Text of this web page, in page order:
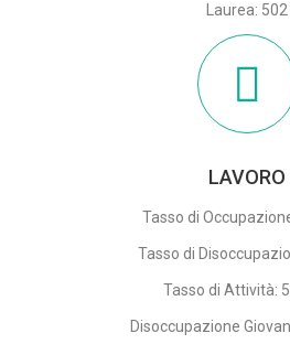
Laurea: 502
LAVORO
Tasso di
Tasso di
Tasso di Attività:
Disoccupazione